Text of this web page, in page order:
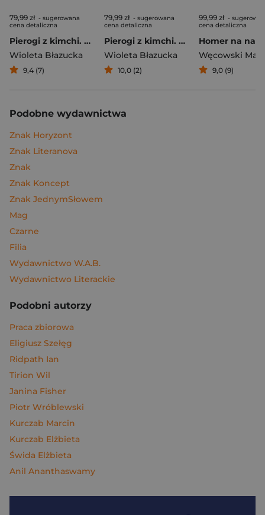
79,99 zł - sugerowana
cena detaliczna
Pierogi z kimchi. Moje ulubione azjatyckie przepisy
Wioleta Błazucka
9,4 (7)
79,99 zł - sugerowana
cena detaliczna
Pierogi z kimchi. Moje ulubione azjatyckie przepisy - książka z autografem
Wioleta Błazucka
10,0 (2)
99,99 zł -
cena detaliczna
Węcowski
9,0 (9)
Podobne wydawnictwa
Znak Horyzont
Znak Literanova
Znak
Znak Koncept
Znak JednymSłowem
Mag
Czarne
Filia
Wydawnictwo W.A.B.
Wydawnictwo Literackie
Podobni autorzy
Praca zbiorowa
Eligiusz Szełęg
Ridpath Ian
Tirion Wil
Janina Fisher
Piotr Wróblewski
Kurczab Marcin
Kurczab Elżbieta
Świda Elżbieta
Anil Ananthaswamy